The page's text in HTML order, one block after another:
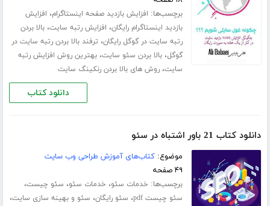
برچسب‌ها: افزایش بازدید صفحه اینستاگرام، افزایش
بازدید اینستاگرام رایگان، افزایش رتبه سایت،بالا بردن
رتبه سایت در گوگل رایگان، ترفند بالا بردن رتبه سایت در
گوگل،بالا بردن سئو سایت،بهترین روش افزایش رتبه
سایت،روش های بالا بردن رنکینگ سایت
دانلود کتاب
دانلود کتاب 21 باور اشتباه در سئو
موضوع:کتاب‌های آموزش طراحی وب سایت
۴۹ صفحه
برچسب‌ها: خدمات سئو، خدمات سئو، سئو چیست،
سئو چیست pdf ، سئو رایگان، سئو و بهینه سازی سایت،